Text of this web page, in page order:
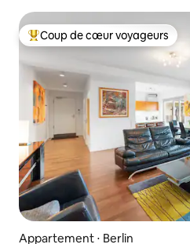
Coups de cœur voyageurs les
Coup de cœur voyageurs
Appartement ⋅ Berlin